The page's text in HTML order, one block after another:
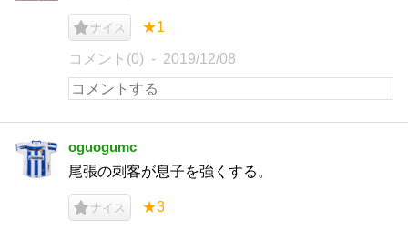
ナイス ★1
コメント(0) 2019/12/08
oguogumc
尾張の刺客が息子を強くする。
ナイス ★3